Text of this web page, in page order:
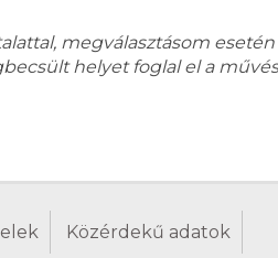
megválasztásom
helyet foglal el a
Közérdekű adatok